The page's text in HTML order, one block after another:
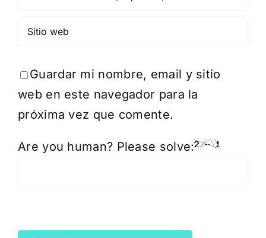
Guardar mi nombre, email y sitio
web en este navegador para la
próxima vez que comente.
Are you human? Please solve: